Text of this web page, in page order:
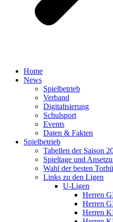
Home
News
Spielbetrieb
Verband
Digitalisierung
Schulsport
Events
Daten & Fakten
Spielbetrieb
Tabellen der Saison
Spieltage und
Wahl der besten
Links zu den Ligen
U-Ligen
Herren
Herren
Herren